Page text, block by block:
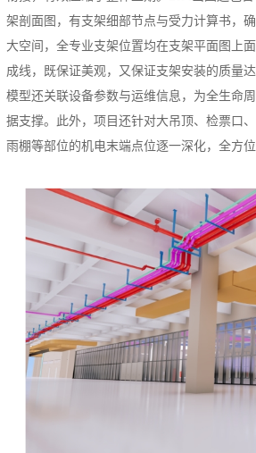
架剖面图，有支架细部节点与受力计算书，
大空间，全专业支架位置均在支架平面图上
成线，既保证美观，又保证支架安装的质量
模型还关联设备参数与运维信息，为全生命
据支撑。此外，项目还针对大吊顶、检票口
雨棚等部位的机电末端点位逐一深化，全方位